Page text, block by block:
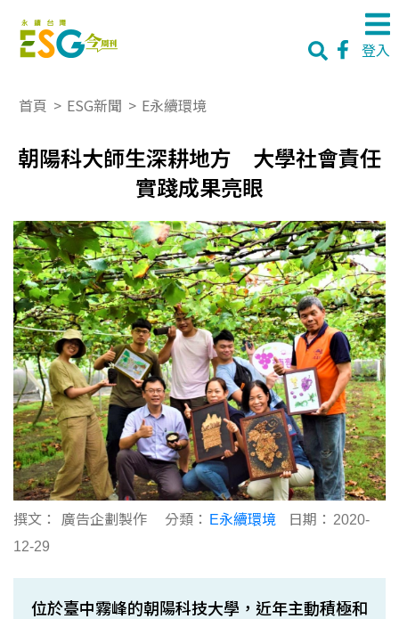
登入
首頁 > ESG新聞 > E永續環境
朝陽科大師生深耕地方 大學社會責任
實踐成果亮眼
撰文： 廣告企劃製作 分類： E永續環境 日期： 2020-
12-29
位於臺中霧峰的朝陽科技大學，近年主動積極和